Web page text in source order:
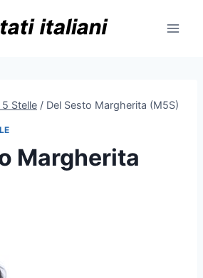
Stelle / Del Sesto Margherita (M5S)
Margherita